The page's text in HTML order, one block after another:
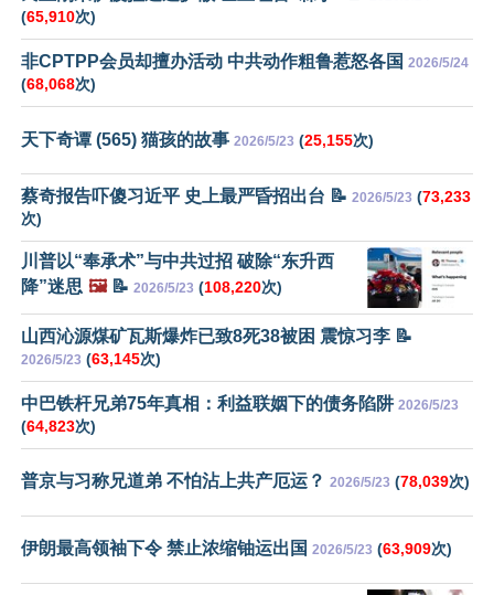
(65,910次)
非CPTPP会员却擅办活动 中共动作粗鲁惹怒各国 2026/5/24
(68,068次)
天下奇谭 (565) 猫孩的故事 2026/5/23 (25,155次)
蔡奇报告吓傻习近平 史上最严昏招出台 📝 2026/5/23 (73,233
次)
川普以“奉承术”与中共过招 破除“东升西
降”迷思 🖼️📝 2026/5/23 (108,220次)
山西沁源煤矿瓦斯爆炸已致8死38被困 震惊习李 📝
2026/5/23 (63,145次)
中巴铁杆兄弟75年真相：利益联姻下的债务陷阱 2026/5/23
(64,823次)
普京与习称兄道弟 不怕沾上共产厄运？ 2026/5/23 (78,039次)
伊朗最高领袖下令 禁止浓缩铀运出国 2026/5/23 (63,909次)